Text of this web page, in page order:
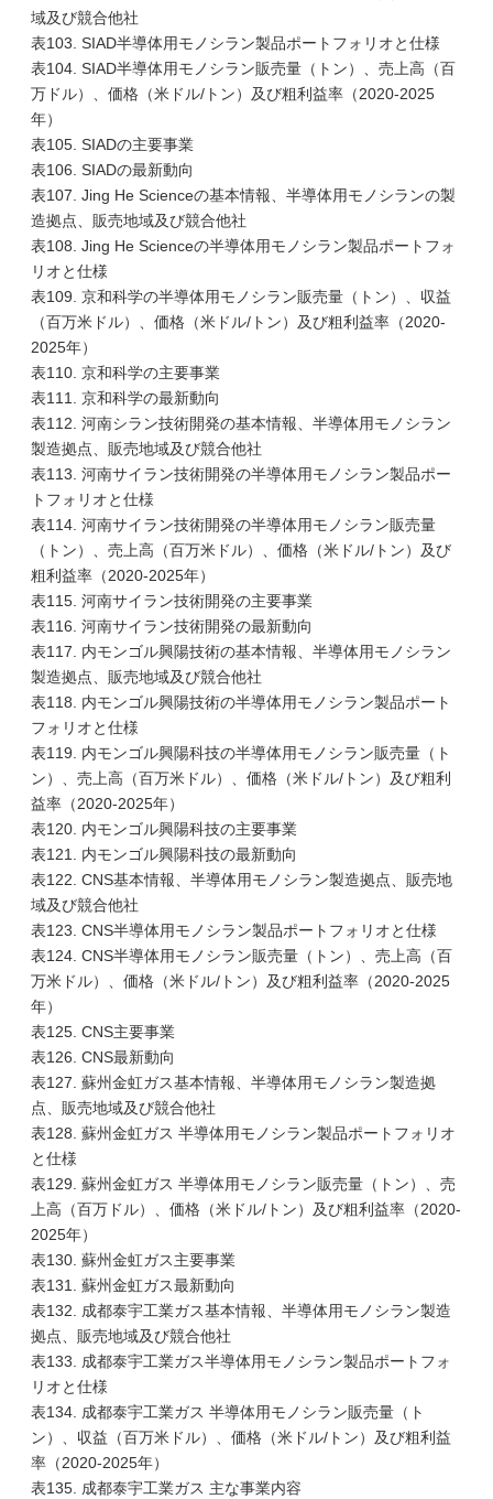
域及び競合他社
表103. SIAD半導体用モノシラン製品ポートフォリオと仕様
表104. SIAD半導体用モノシラン販売量（トン）、売上高（百
万ドル）、価格（米ドル/トン）及び粗利益率（2020-2025
年）
表105. SIADの主要事業
表106. SIADの最新動向
表107. Jing He Scienceの基本情報、半導体用モノシランの製
造拠点、販売地域及び競合他社
表108. Jing He Scienceの半導体用モノシラン製品ポートフォ
リオと仕様
表109. 京和科学の半導体用モノシラン販売量（トン）、収益
（百万米ドル）、価格（米ドル/トン）及び粗利益率（2020-
2025年）
表110. 京和科学の主要事業
表111. 京和科学の最新動向
表112. 河南シラン技術開発の基本情報、半導体用モノシラン
製造拠点、販売地域及び競合他社
表113. 河南サイラン技術開発の半導体用モノシラン製品ポー
トフォリオと仕様
表114. 河南サイラン技術開発の半導体用モノシラン販売量
（トン）、売上高（百万米ドル）、価格（米ドル/トン）及び
粗利益率（2020-2025年）
表115. 河南サイラン技術開発の主要事業
表116. 河南サイラン技術開発の最新動向
表117. 内モンゴル興陽技術の基本情報、半導体用モノシラン
製造拠点、販売地域及び競合他社
表118. 内モンゴル興陽技術の半導体用モノシラン製品ポート
フォリオと仕様
表119. 内モンゴル興陽科技の半導体用モノシラン販売量（ト
ン）、売上高（百万米ドル）、価格（米ドル/トン）及び粗利
益率（2020-2025年）
表120. 内モンゴル興陽科技の主要事業
表121. 内モンゴル興陽科技の最新動向
表122. CNS基本情報、半導体用モノシラン製造拠点、販売地
域及び競合他社
表123. CNS半導体用モノシラン製品ポートフォリオと仕様
表124. CNS半導体用モノシラン販売量（トン）、売上高（百
万米ドル）、価格（米ドル/トン）及び粗利益率（2020-2025
年）
表125. CNS主要事業
表126. CNS最新動向
表127. 蘇州金虹ガス基本情報、半導体用モノシラン製造拠
点、販売地域及び競合他社
表128. 蘇州金虹ガス 半導体用モノシラン製品ポートフォリオ
と仕様
表129. 蘇州金虹ガス 半導体用モノシラン販売量（トン）、売
上高（百万ドル）、価格（米ドル/トン）及び粗利益率（2020-
2025年）
表130. 蘇州金虹ガス主要事業
表131. 蘇州金虹ガス最新動向
表132. 成都泰宇工業ガス基本情報、半導体用モノシラン製造
拠点、販売地域及び競合他社
表133. 成都泰宇工業ガス半導体用モノシラン製品ポートフォ
リオと仕様
表134. 成都泰宇工業ガス 半導体用モノシラン販売量（ト
ン）、収益（百万米ドル）、価格（米ドル/トン）及び粗利益
率（2020-2025年）
表135. 成都泰宇工業ガス 主な事業内容